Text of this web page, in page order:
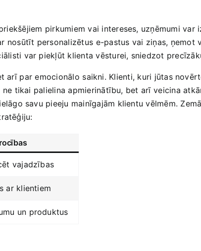
pirkumiem‍ vai intereses, uzņēmumi var
nosūtīt personalizētus ⁢e-pastus vai⁢ ziņas, ņemot
var piekļūt klienta vēsturei, sniedzot
arī⁤ par emocionālo ⁤saikni. ​Klienti, kuri jūtas
tikai palielina apmierinātību, bet arī ⁣veicina
savu pieeju ‍mainīgajām klientu vēlmēm.‍
vajadzības
ar klientiem
un produktus